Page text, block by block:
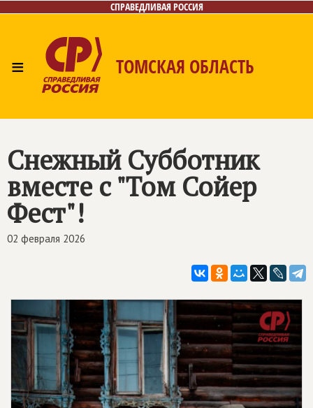
СПРАВЕДЛИВАЯ РОССИЯ
≡ ТОМСКАЯ ОБЛАСТЬ
Приём обращений
Контакты
Снежный Субботник
вместе с "Том Сойер
Фест"!
02 февраля 2026